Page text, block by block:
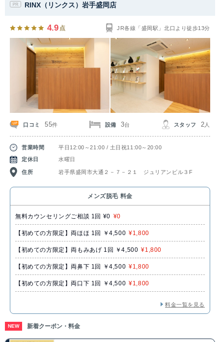
RINX（リンクス）岩手盛岡店
4.9 点 JR各線「盛岡駅」北口より徒歩13分
口コミ 55件 設備 3台 スタッフ 2 人
営業時間
平日12:00～21:00 / 土日祝11:00～20:00
定休日
水曜日
住所 岩手県盛岡市大通２－７－２１ ジュリアンビル３F
メンズ脱毛 料金
無料カウンセリングご相談 1回 ¥0 ¥0
【初めての方限定】両ほほ 1回 ￥4,500 ¥1,800
【初めての方限定】両もみあげ 1回 ￥4,500 ¥1,800
【初めての方限定】両鼻下 1回 ￥4,500 ¥1,800
【初めての方限定】両口下 1回 ￥4,500 ¥1,800
料金一覧を見る
NEW 新着クーポン・料金